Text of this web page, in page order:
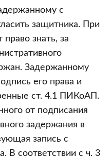
с
защитника. При
знать, за
Задержанному
его права и
ст. 4.1 ПИКоАП.
от подписания
задержания в
запись с
В соответствии с ч. 3